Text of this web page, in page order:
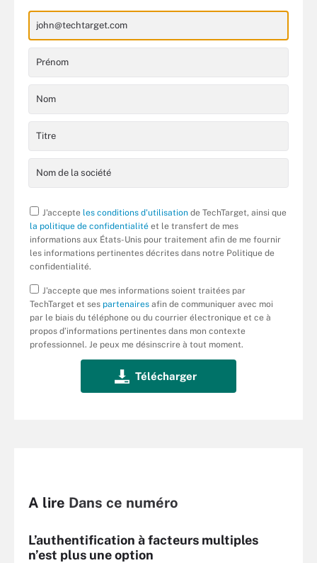
J'accepte les conditions d'utilisation de TechTarget, ainsi que
la politique de confidentialité et le transfert de mes
informations aux États-Unis pour traitement afin de me fournir
les informations pertinentes décrites dans notre Politique de
confidentialité.
J'accepte que mes informations soient traitées par
TechTarget et ses partenaires afin de communiquer avec moi
par le biais du téléphone ou du courrier électronique et ce à
propos d’informations pertinentes dans mon contexte
professionnel. Je peux me désinscrire à tout moment.
A lire Dans ce numéro
L’authentification à facteurs multiples
n’est plus une option